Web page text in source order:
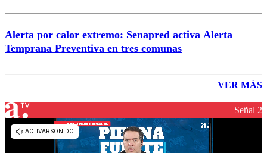
Alerta por calor extremo: Senapred activa Alerta
Temprana Preventiva en tres comunas
VER MÁS
Señal 2